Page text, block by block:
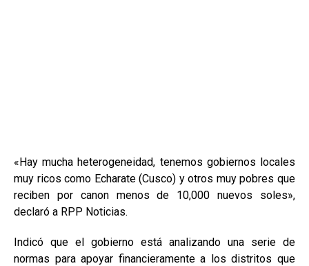
«Hay mucha heterogeneidad, tenemos gobiernos locales
muy ricos como Echarate (Cusco) y otros muy pobres que
reciben por canon menos de 10,000 nuevos soles»,
declaró a RPP Noticias.
Indicó que el gobierno está analizando una serie de
normas para apoyar financieramente a los distritos que